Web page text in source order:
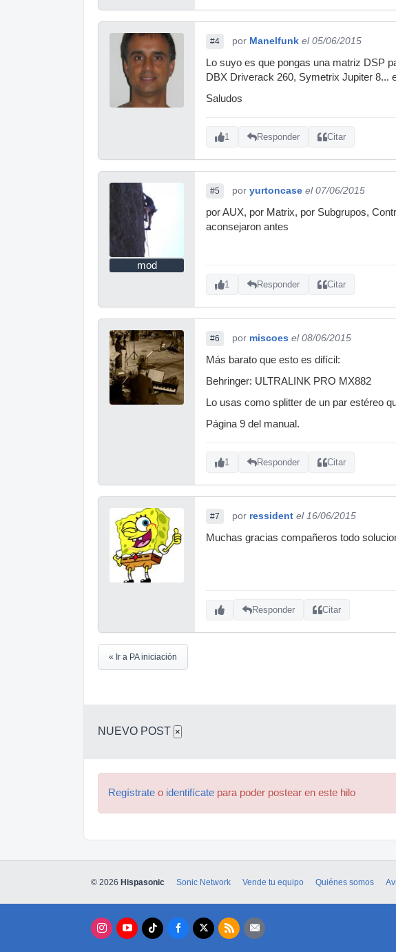
#4 por Manelfunk el 05/06/2015
Lo suyo es que pongas una matriz DSP
DBX Driverack 260, Symetrix Jupiter 8...
Saludos
1 Responder Citar
mod
#5 por yurtoncase el 07/06/2015
por AUX, por Matrix, por Subgrupos,
aconsejaron antes
1 Responder Citar
#6 por miscoes el 08/06/2015
Más barato que esto es difícil:
Behringer: ULTRALINK PRO MX882
Lo usas como splitter de un par estéreo
Página 9 del manual.
1 Responder Citar
#7 por ressident el 16/06/2015
Muchas gracias compañeros todo
Responder Citar
« Ir a PA iniciación
NUEVO POST ×
Regístrate o identifícate para poder postear en este hilo
© 2026 Hispasonic Sonic Network Vende tu equipo Quiénes somos